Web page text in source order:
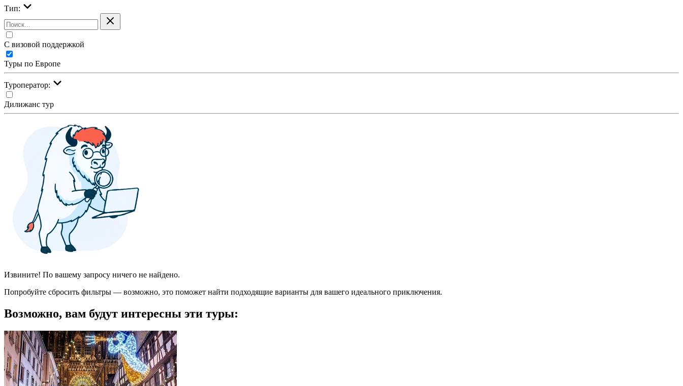
Тип:
С визовой поддержкой
Туры по Европе
Туроператор:
Дилижанс тур
Извините! По вашему запросу ничего не найдено.
Попробуйте сбросить фильтры — возможно, это поможет найти подходящие варианты для вашего идеального приключения.
Возможно, вам будут интересны эти туры: